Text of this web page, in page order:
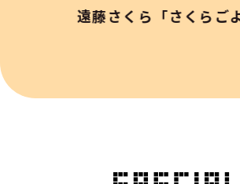
遠藤さくら「さくらご